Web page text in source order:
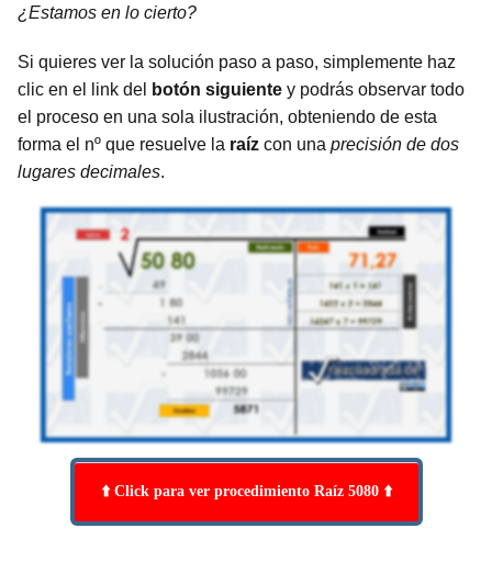
¿Estamos en lo cierto?
Si quieres ver la solución paso a paso, simplemente haz
clic en el link del
botón siguiente y podrás observar todo
el proceso en una sola ilustración, obteniendo de esta
forma el nº que resuelve la raíz con una precisión de dos
lugares decimales.
⬆️ Click para ver procedimiento Raíz 5080 ⬆️